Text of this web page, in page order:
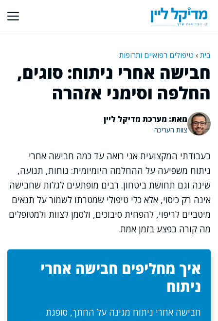
לתוכן
בית› טיפולים רפואיים ותרופות
חבישה אחרי ניתוח: סוגים,
החלפה וסימני אזהרה
מאת: מערכת מדיקל ליין
צוות העריכה
בעבודתי המקצועית אני רואה עד כמה חבישה אחרי
ניתוח משפיעה על ההחלמה היומיומית: נוחות, תנועה,
שינה וגם תחושת ביטחון. רבים מופתעים לגלות שחבישה
אינה רק כיסוי, אלא כלי טיפולי שמטרתו לשמור על תנאים
מיטביים לריפוי, להפחית סיבוכים, ולסמן לצוות ולמטופלים
מה קורה בפצע בזמן אמת.
איך מחליפים חבישה אחרי
ניתוח
חבישה אחרי ניתוח מגינה על החתך, סופגת